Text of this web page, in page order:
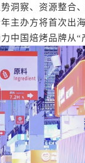
洞察、资源整合
主办方将首次出
中国焙烤品牌从“